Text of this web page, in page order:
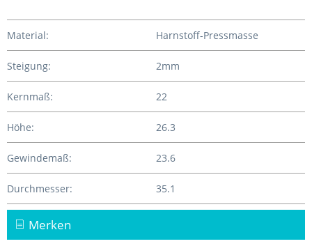
Material: Harnstoff-Pressmasse
Steigung: 2mm
Kernmaß: 22
Höhe: 26.3
Gewindemaß: 23.6
Durchmesser: 35.1
Merken